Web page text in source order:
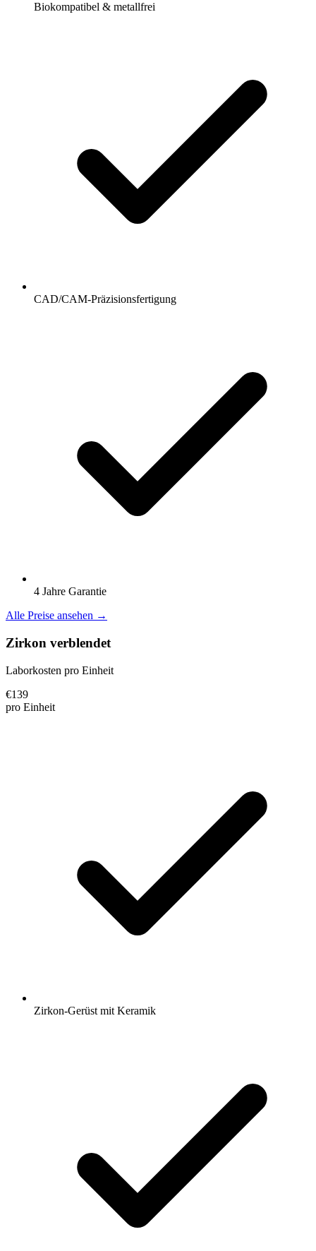
Biokompatibel & metallfrei
CAD/CAM-Präzisionsfertigung
4 Jahre Garantie
Alle Preise ansehen →
Zirkon verblendet
Laborkosten pro Einheit
€139
pro Einheit
Zirkon-Gerüst mit Keramik